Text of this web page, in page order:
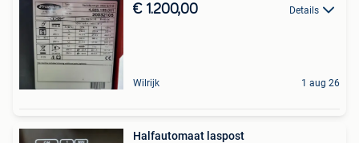
€ 1.200,00 Details
Wilrijk 1 aug 26
Halfautomaat laspost